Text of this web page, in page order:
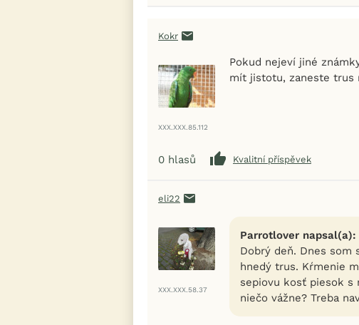
Kokr
XXX.XXX.85.112
Pokud nejeví jiné
mít jistotu, zaneste trus
0 hlasů Kvalitní příspěvek
eli22
XXX.XXX.58.37
Parrotlover napsal(a):
Dobrý deň. Dnes som
hnedý trus. Kŕmenie
sepiovu kosť piesok s
niečo vážne? Treba